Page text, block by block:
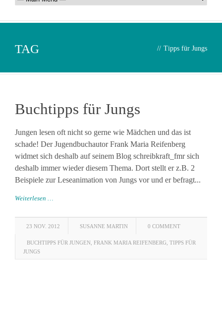
TAG // Tipps für Jungs
Buchtipps für Jungs
Jungen lesen oft nicht so gerne wie Mädchen und das ist
schade! Der Jugendbuchautor Frank Maria Reifenberg
widmet sich deshalb auf seinem Blog schreibkraft_fmr sich
deshalb immer wieder diesem Thema. Dort stellt er z.B. 2
Beispiele zur Leseanimation von Jungs vor und er befragt...
Weiterlesen …
23 NOV. 2012 SUSANNE MARTIN 0 COMMENT
BUCHTIPPS FÜR JUNGEN FRANK MARIA REIFENBERG TIPPS FÜR
JUNGS